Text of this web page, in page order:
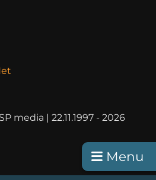
Menu
media | 22.11.1997 - 2026